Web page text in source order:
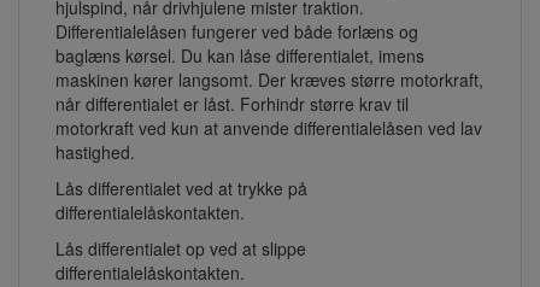
hjulspind, når drivhjulene mister traktion.
Differentialelåsen fungerer ved både forlæns og
baglæns kørsel. Du kan låse differentialet, imens
maskinen kører langsomt. Der kræves større motorkraft,
når differentialet er låst. Forhindr større krav til
motorkraft ved kun at anvende differentialelåsen ved lav
hastighed.
Lås differentialet ved at trykke på
differentialelåskontakten.
Lås differentialet op ved at slippe
differentialelåskontakten.